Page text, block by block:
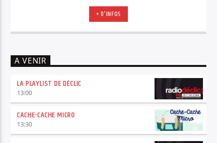
+ D'INFOS
A VENIR
LA PLAYLIST DE DÉCLIC
13:00
CACHE-CACHE MICRO
13:30